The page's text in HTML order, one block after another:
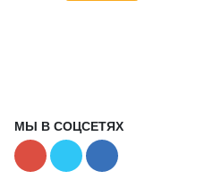
МЫ В СОЦСЕТЯХ